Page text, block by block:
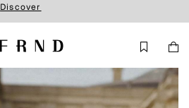
Discover